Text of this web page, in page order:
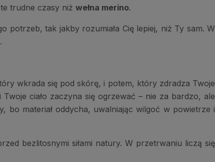
trudne czasy niż wełna merino.
potrzeb, tak jakby rozumiała Cię lepiej, niż Ty sam. W
wkrada się pod skórę, i potem, który zdradza Twoje
ciało zaczyna się ogrzewać – nie za bardzo, ale
bo materiał oddycha, uwalniając wilgoć w powietrze i
bezlitosnymi siłami natury. W przetrwaniu liczą się